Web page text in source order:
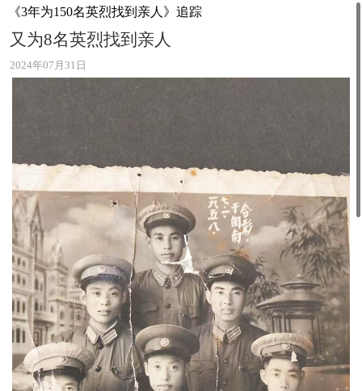
《3年为150名英烈找到亲人》追踪
又为8名英烈找到亲人
2024年07月31日